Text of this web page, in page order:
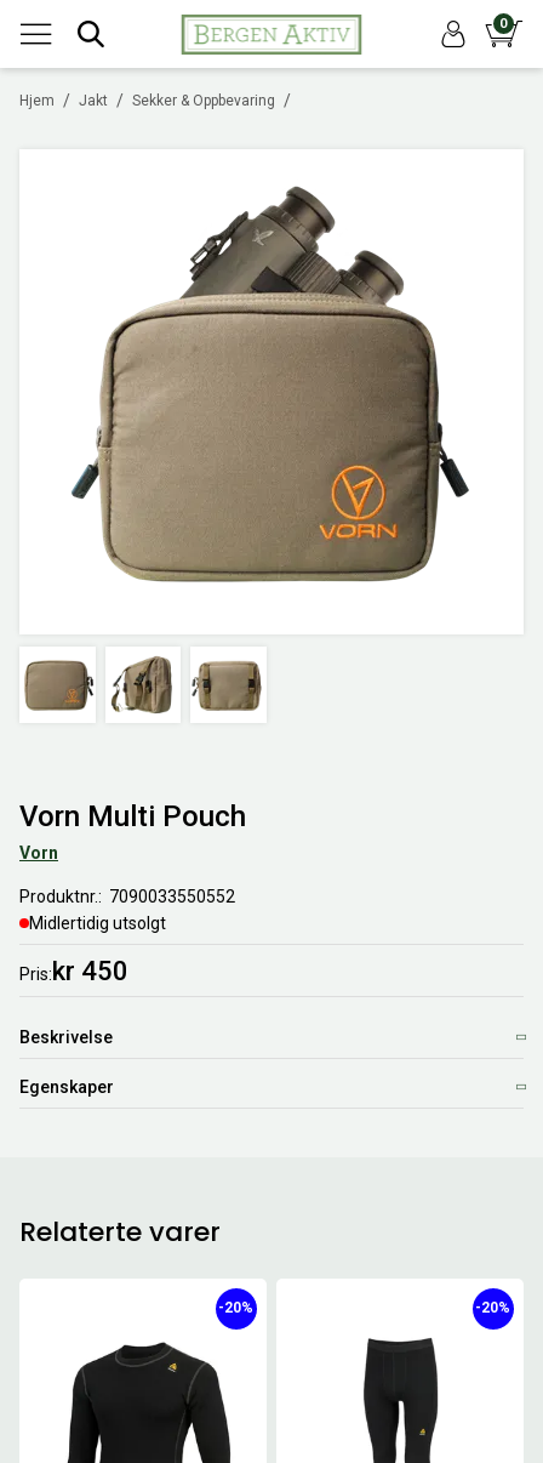
0
/
Hjem /
Jakt /
Sekker & Oppbevaring
Vorn Multi Pouch
Vorn
Produktnr.
7090033550552
Midlertidig utsolgt
Pris kr 450
Beskrivelse
Egenskaper
Relaterte varer
-20% -20%